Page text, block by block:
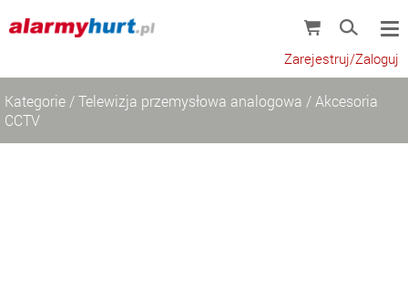
Zarejestruj/Zaloguj
Kategorie /Telewizja przemysłowa analogowa / Akcesoria
CCTV